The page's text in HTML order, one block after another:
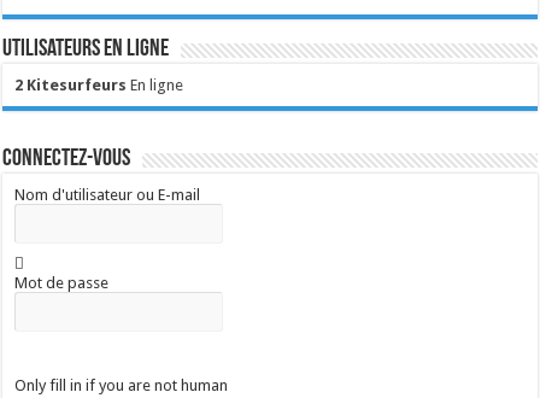
Utilisateurs en ligne
2 Kitesurfeurs En ligne
Connectez-vous
Nom d'utilisateur ou E-mail
Mot de passe
Only fill in if you are not human